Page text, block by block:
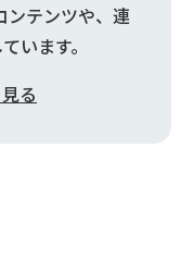
ンテンツや、連
います。
る